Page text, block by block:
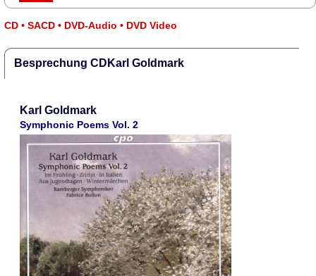
CD • SACD • DVD-Audio • DVD Video
Besprechung CDKarl Goldmark
Karl Goldmark
Symphonic Poems Vol. 2